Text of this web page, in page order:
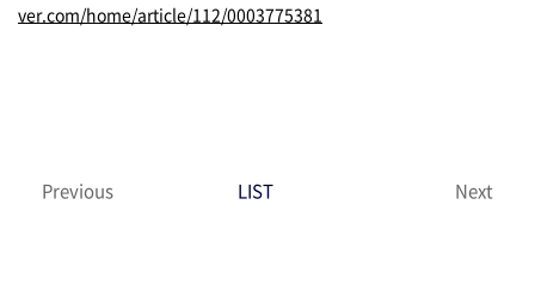
ver.com/home/article/112/0003775381
Previous LIST Next